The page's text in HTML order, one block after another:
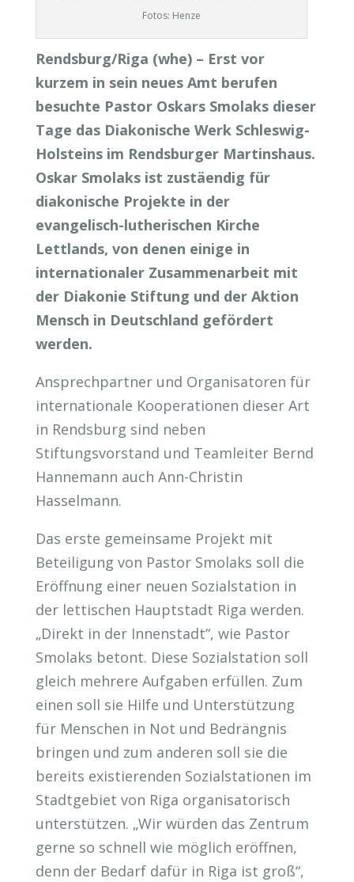
Fotos: Henze
Rendsburg/Riga (whe) – Erst vor
kurzem in sein neues Amt berufen
besuchte Pastor Oskars Smolaks dieser
Tage das Diakonische Werk Schleswig-
Holsteins im Rendsburger Martinshaus.
Oskar Smolaks ist zustäendig für
diakonische Projekte in der
evangelisch-lutherischen Kirche
Lettlands, von denen einige in
internationaler Zusammenarbeit mit
der Diakonie Stiftung und der Aktion
Mensch in Deutschland gefördert
werden.
Ansprechpartner und Organisatoren für
internationale Kooperationen dieser Art
in Rendsburg sind neben
Stiftungsvorstand und Teamleiter Bernd
Hannemann auch Ann-Christin
Hasselmann.
Das erste gemeinsame Projekt mit
Beteiligung von Pastor Smolaks soll die
Eröffnung einer neuen Sozialstation in
der lettischen Hauptstadt Riga werden.
„Direkt in der Innenstadt“, wie Pastor
Smolaks betont. Diese Sozialstation soll
gleich mehrere Aufgaben erfüllen. Zum
einen soll sie Hilfe und Unterstützung
für Menschen in Not und Bedrängnis
bringen und zum anderen soll sie die
bereits existierenden Sozialstationen im
Stadtgebiet von Riga organisatorisch
unterstützen. „Wir würden das Zentrum
gerne so schnell wie möglich eröffnen,
denn der Bedarf dafür in Riga ist groß“,